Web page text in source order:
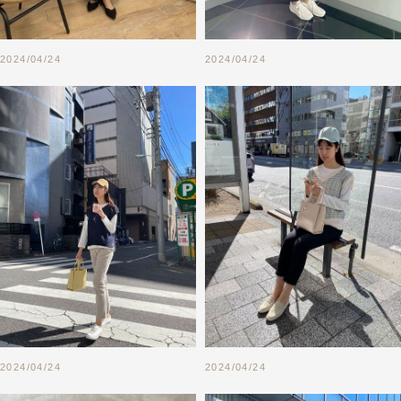
2024/04/24 2024/04/24
2024/04/24 2024/04/24